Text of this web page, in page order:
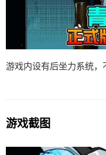
游戏内设有后坐力系统，
游戏截图